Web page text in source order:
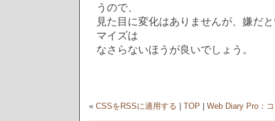
うので、
見た目に変化はありませんが、嫌だ
マイズは
なさらないほうが良いでしょう。
« CSSをRSSに適用する TOP Web Diary Pro：